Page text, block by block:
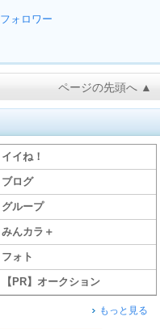
フォロワー
ページの先頭へ ▲
イイね！
ブログ
グループ
みんカラ＋
フォト
【PR】オークション
もっと見る